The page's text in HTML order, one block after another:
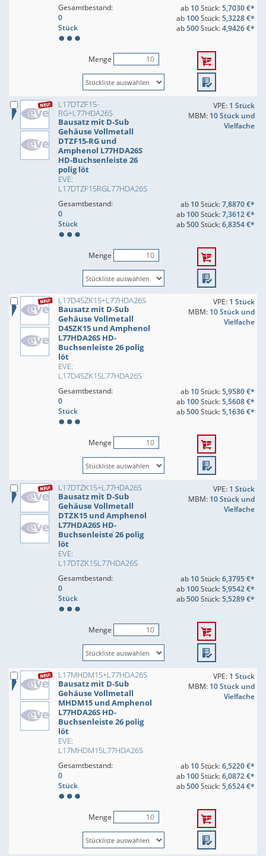
Gesamtbestand:
0
Stück
ab 10Stück:5,7030 €*
ab 100Stück:5,3228 €*
ab500Stück:4,9426 €*
Menge
L17DTZF15-
RG+L77HDA26S
Bausatz mit D-Sub
Gehäuse Vollmetall
DTZF15-RG und
Amphenol L77HDA26S
HD-Buchsenleiste 26
polig löt
EVE:
L17DTZF15RGL77HDA26S
VPE: 1 Stück
MBM: 10 Stück und
Vielfache
Gesamtbestand:
0
Stück
ab 10Stück:7,8870 €*
ab 100Stück:7,3612 €*
ab500Stück:6,8354 €*
Menge
L17D45ZK15+L77HDA26S
Bausatz mit D-Sub
Gehäuse Vollmetall
D45ZK15 und Amphenol
L77HDA26S HD-
Buchsenleiste 26 polig
löt
EVE:
L17D45ZK15L77HDA26S
VPE: 1 Stück
MBM: 10 Stück und
Vielfache
Gesamtbestand:
0
Stück
ab 10Stück:5,9580 €*
ab 100Stück:5,5608 €*
ab500Stück:5,1636 €*
Menge
L17DTZK15+L77HDA26S
Bausatz mit D-Sub
Gehäuse Vollmetall
DTZK15 und Amphenol
L77HDA26S HD-
Buchsenleiste 26 polig
löt
EVE:
L17DTZK15L77HDA26S
VPE: 1 Stück
MBM: 10 Stück und
Vielfache
Gesamtbestand:
0
Stück
ab 10Stück:6,3795 €*
ab 100Stück:5,9542 €*
ab500Stück:5,5289 €*
Menge
L17MHDM15+L77HDA26S
Bausatz mit D-Sub
Gehäuse Vollmetall
MHDM15 und Amphenol
L77HDA26S HD-
Buchsenleiste 26 polig
löt
EVE:
L17MHDM15L77HDA26S
VPE: 1 Stück
MBM: 10 Stück und
Vielfache
Gesamtbestand:
0
Stück
ab 10Stück:6,5220 €*
ab 100Stück:6,0872 €*
ab500Stück:5,6524 €*
Menge